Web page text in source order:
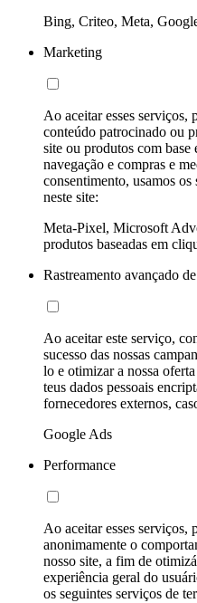
Bing, Criteo, Meta,
Marketing
Ao aceitar esses serviços,
conteúdo patrocinado ou
site ou produtos com base
navegação e compras e
consentimento, usamos
neste site:
Meta-Pixel, Microsoft
produtos baseadas em
Rastreamento avançado
Ao aceitar este serviço,
sucesso das nossas
lo e otimizar a nossa
teus dados pessoais
fornecedores externos,
Google Ads
Performance
Ao aceitar esses serviços,
anonimamente o
nosso site, a fim de
experiência geral do
os seguintes serviços de